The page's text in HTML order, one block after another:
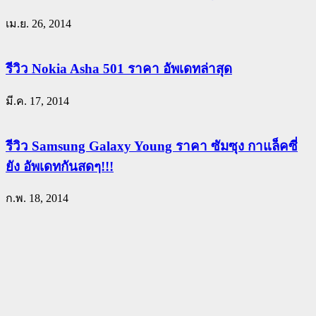
เม.ย. 26, 2014
รีวิว Nokia Asha 501 ราคา อัพเดทล่าสุด
มี.ค. 17, 2014
รีวิว Samsung Galaxy Young ราคา ซัมซุง กาแล็คซี่
ยัง อัพเดทกันสดๆ!!!
ก.พ. 18, 2014